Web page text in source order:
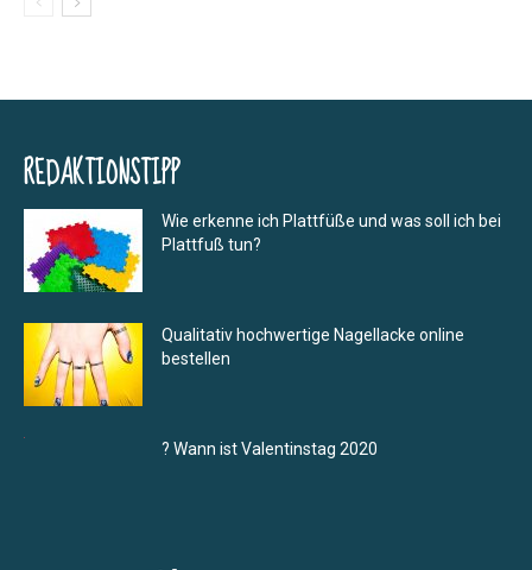
REDAKTIONSTIPP
Wie erkenne ich Plattfüße und was soll ich bei
Plattfuß tun?
Qualitativ hochwertige Nagellacke online
bestellen
? Wann ist Valentinstag 2020